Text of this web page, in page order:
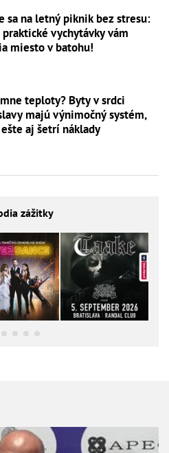
sa na letný piknik bez stresu:
vychytávky vám
miesto v batohu!
teploty? Byty v srdci
majú výnimočný systém,
aj šetrí náklady
zážitky